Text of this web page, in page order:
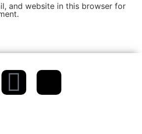
and website in this browser for